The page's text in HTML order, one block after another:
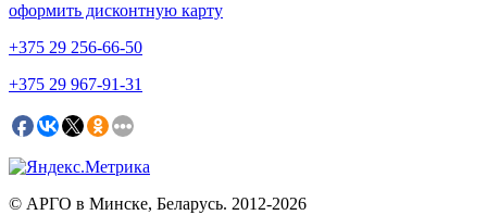
оформить дисконтную карту
+375 29 256-66-50
+375 29 967-91-31
© АРГО в Минске, Беларусь. 2012-2026